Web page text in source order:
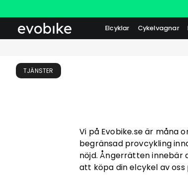
Elcyklar Cykelvagnar
TJÄNSTER
Vi på Evobike.se är måna
begränsad provcykling
nöjd. Ångerrätten innebär
att köpa din elcykel av oss